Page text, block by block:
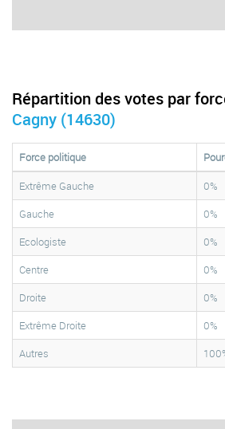
Répartition des votes par
Cagny (14630)
Force politique
Extrême Gauche
0%
Gauche
0%
Ecologiste
0%
Centre
0%
Droite
0%
Extrême Droite
0%
Autres